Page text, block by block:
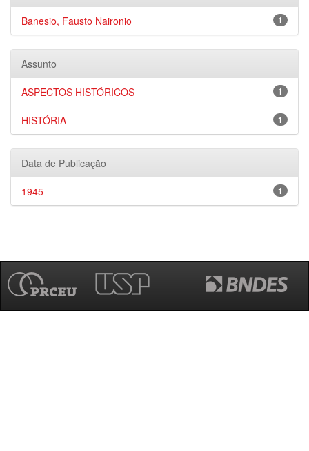
1
Banesio, Fausto Naironio
Assunto
1
ASPECTOS HISTÓRICOS
1
HISTÓRIA
Data de Publicação
1
1945